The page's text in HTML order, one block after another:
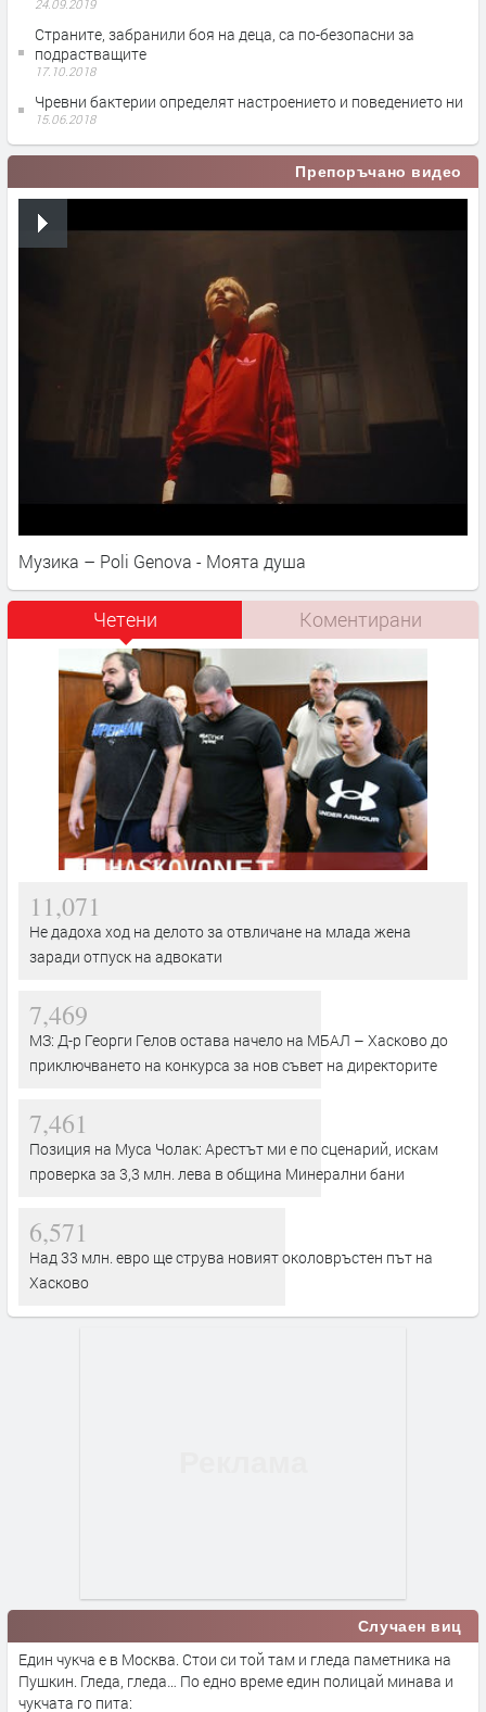
24.09.2019
Страните, забранили боя на деца, са по-безопасни за
подрастващите
17.10.2018
Чревни бактерии определят настроението и поведението ни
15.06.2018
Препоръчано видео
Музика – Poli Genova - Моята душа
Четени Коментирани
11,071
Не дадоха ход на делото за отвличане на млада жена
заради отпуск на адвокати
7,469
МЗ: Д-р Георги Гелов остава начело на МБАЛ – Хасково до
приключването на конкурса за нов съвет на директорите
7,461
Позиция на Муса Чолак: Арестът ми е по сценарий, искам
проверка за 3,3 млн. лева в община Минерални бани
6,571
Над 33 млн. евро ще струва новият околовръстен път на
Хасково
Случаен виц
Един чукча е в Москва. Стои си той там и гледа паметника на
Пушкин. Гледа, гледа… По едно време един полицай минава и
чукчата го пита: